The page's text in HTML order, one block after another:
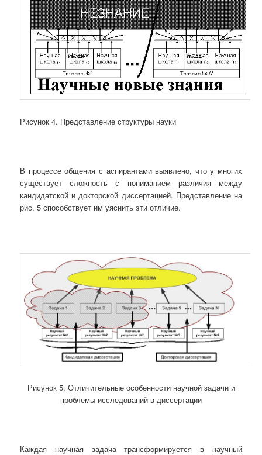
Рисунок 4. Представление структуры науки
В процессе общения с аспирантами выявлено, что у многих
существует сложность с пониманием различия между
кандидатской и докторской диссертацией. Представление на
рис. 5 способствует им уяснить эти отличие.
Рисунок 5. Отличительные особенности научной задачи и
проблемы исследований в диссертации
Каждая научная задача трансформируется в научный